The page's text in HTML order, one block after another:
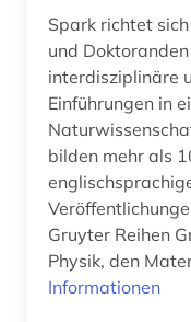
Spark richtet
und
interdisziplinäre
Einführungen in
bilden mehr als
Gruyter Reihen
Physik, den
Informationen